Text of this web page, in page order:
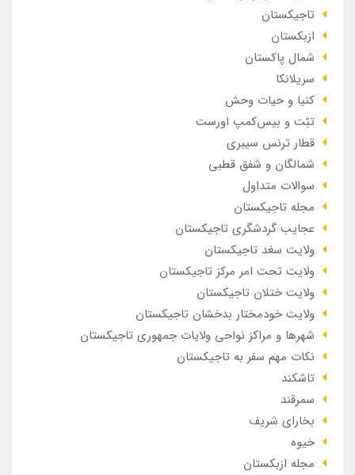
تاجیکستان
ازبکستان
شمال پاکستان
سریلانکا
کنیا و حیات وحش
تبّت و بیس‌کمپ اورست
قطار ترنس سیبری
شمالگان و شفق قطبی
سوالات متداول
مجله تاجیکستان
عجایب گردشگری تاجیکستان
ولایت سغد تاجیکستان
ولایت تحت امر مرکز تاجیکستان
ولایت ختلان تاجیکستان
ولایت خودمختار بدخشان تاجیکستان
شهرها و مراکز نواحی ولایات جمهوری تاجیکستان
نکات مهم سفر به تاجیکستان
تاشکند
سمرقند
بخارای شریف
خیوه
مجله ازبکستان